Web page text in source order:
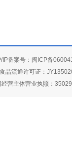
IP备案号：闽ICP备
食品流通许可证：
经营主体营业执照：